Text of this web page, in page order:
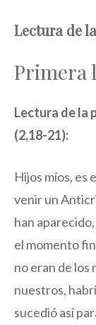
Lectura de
Primera
Lectura de la
(2,18-21):
Hijos míos, es
venir un
han
el momento
no eran de los
nuestros,
sucedió así